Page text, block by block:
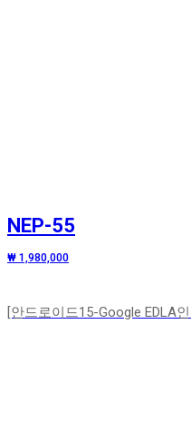
NEP-55
₩ 1,980,000
[안드로이드15-Google EDLA